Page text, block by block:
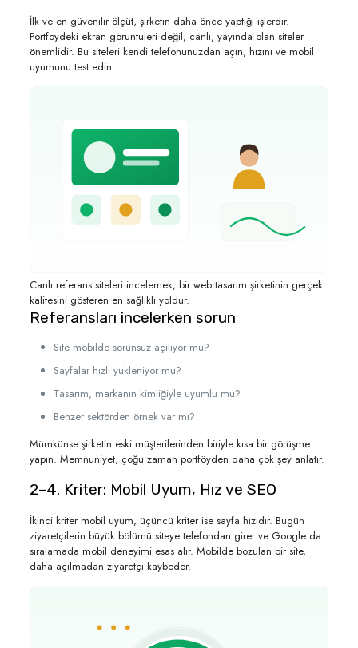
İlk ve en güvenilir ölçüt, şirketin daha önce yaptığı işlerdir.
Portföydeki ekran görüntüleri değil; canlı, yayında olan siteler
önemlidir. Bu siteleri kendi telefonunuzdan açın, hızını ve mobil
uyumunu test edin.
Canlı referans siteleri incelemek, bir web tasarım şirketinin gerçek
kalitesini gösteren en sağlıklı yoldur.
Referansları incelerken sorun
Site mobilde sorunsuz açılıyor mu?
Sayfalar hızlı yükleniyor mu?
Tasarım, markanın kimliğiyle uyumlu mu?
Benzer sektörden örnek var mı?
Mümkünse şirketin eski müşterilerinden biriyle kısa bir görüşme
yapın. Memnuniyet, çoğu zaman portföyden daha çok şey anlatır.
2–4. Kriter: Mobil Uyum, Hız ve SEO
İkinci kriter mobil uyum, üçüncü kriter ise sayfa hızıdır. Bugün
ziyaretçilerin büyük bölümü siteye telefondan girer ve Google da
sıralamada mobil deneyimi esas alır. Mobilde bozulan bir site,
daha açılmadan ziyaretçi kaybeder.